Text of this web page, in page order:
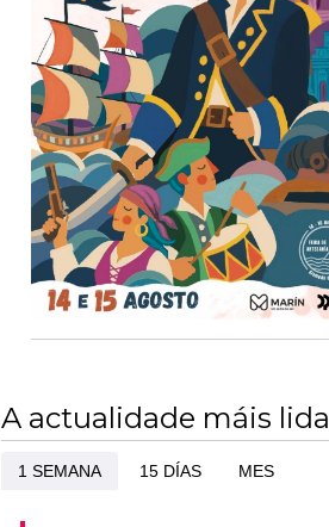
A actualidade máis lida
1 SEMANA 15 DÍAS MES